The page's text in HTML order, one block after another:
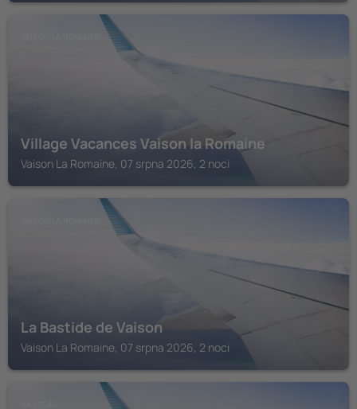
Village Vacances Vaison la Romaine
Vaison La Romaine, 07 srpna 2026, 2 noci
La Bastide de Vaison
Vaison La Romaine, 07 srpna 2026, 2 noci